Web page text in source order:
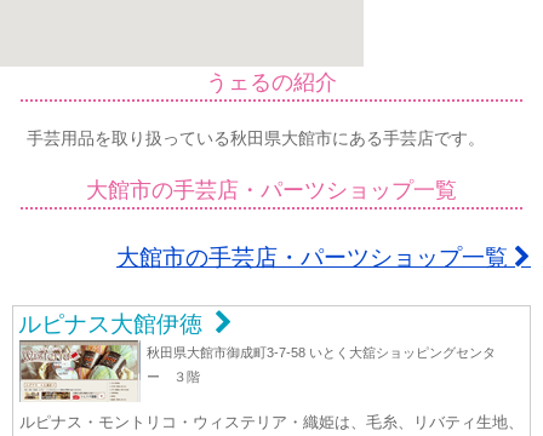
うェるの紹介
手芸用品を取り扱っている秋田県大館市にある手芸店です。
大館市の手芸店・パーツショップ一覧
大館市の手芸店・パーツショップ一覧
ルピナス大館伊徳
秋田県大館市御成町3-7-58 いとく大舘ショッピングセンタ
ー ３階
ルピナス・モントリコ・ウィステリア・織姫は、毛糸、リバティ生地、